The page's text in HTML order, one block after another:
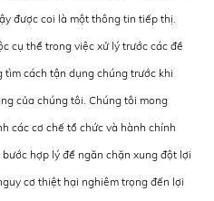
được coi là một thông tin tiếp thị.
cụ thể trong việc xử lý trước các đề
cách tận dụng chúng trước khi
của chúng tôi. Chúng tôi mong
các cơ chế tổ chức và hành chính
hợp lý để ngăn chặn xung đột lợi
cơ thiệt hại nghiêm trọng đến lợi